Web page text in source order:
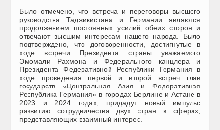
Было отмечено, что встреча и переговоры высшего
руководства Таджикистана и Германии являются
продолжением постоянных усилий обеих сторон и
отвечают высшим интересам нашего народа. Было
подтверждено, что договоренности, достигнутые в
ходе встречи Президента страны уважаемого
Эмомали Рахмона и Федерального канцлера и
Президента Федеративной Республики Германия в
ходе проведения первой и второй встреч глав
государств «Центральная Азия и Федеративная
Республика Германия» в городах Берлине и Астане в
2023 и 2024 годах, придадут новый импульс
развитию сотрудничества двух стран в сферах,
представляющих взаимный интерес.